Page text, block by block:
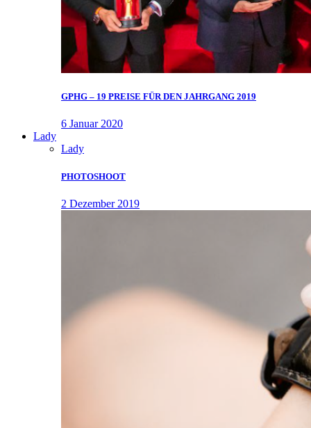
GPHG – 19 PREISE FÜR DEN JAHRGANG 2019
6 Januar 2020
Lady
Lady
PHOTOSHOOT
2 Dezember 2019